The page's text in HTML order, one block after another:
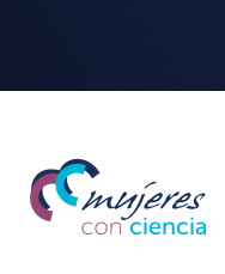
Mujeres
con
ciencia